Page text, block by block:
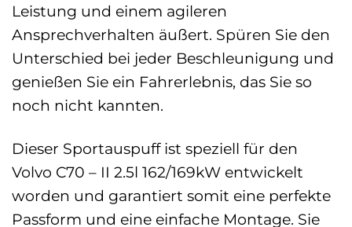
Leistung und einem agileren
Ansprechverhalten äußert. Spüren Sie den
Unterschied bei jeder Beschleunigung und
genießen Sie ein Fahrerlebnis, das Sie so
noch nicht kannten.
Dieser Sportauspuff ist speziell für den
Volvo C70 – II 2.5l 162/169kW entwickelt
worden und garantiert somit eine perfekte
Passform und eine einfache Montage. Sie